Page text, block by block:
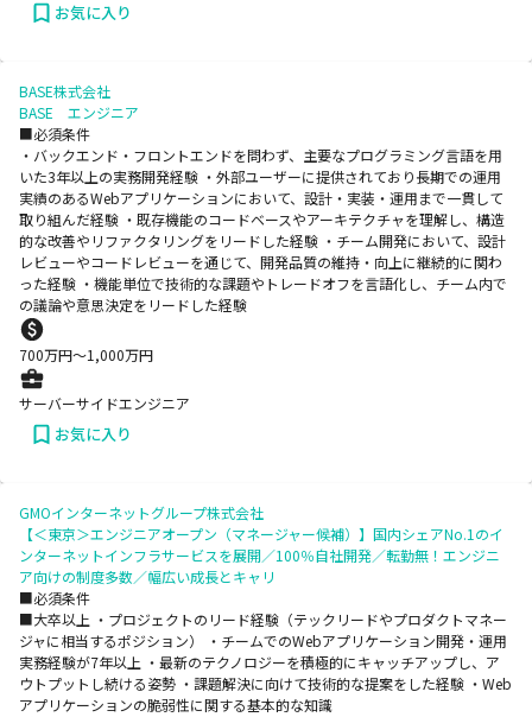
お気に入り
BASE株式会社
BASE エンジニア
■必須条件
・バックエンド・フロントエンドを問わず、主要なプログラミング言語を用
いた3年以上の実務開発経験 ・外部ユーザーに提供されており長期での運用
実績のあるWebアプリケーションにおいて、設計・実装・運用まで一貫して
取り組んだ経験 ・既存機能のコードベースやアーキテクチャを理解し、構造
的な改善やリファクタリングをリードした経験 ・チーム開発において、設計
レビューやコードレビューを通じて、開発品質の維持・向上に継続的に関わ
った経験 ・機能単位で技術的な課題やトレードオフを言語化し、チーム内で
の議論や意思決定をリードした経験
700万円〜1,000万円
サーバーサイドエンジニア
お気に入り
GMOインターネットグループ株式会社
【＜東京＞エンジニアオープン（マネージャー候補）】国内シェアNo.1のイ
ンターネットインフラサービスを展開／100％自社開発／転勤無！エンジニ
ア向けの制度多数／幅広い成長とキャリ
■必須条件
■大卒以上 ・プロジェクトのリード経験（テックリードやプロダクトマネー
ジャに相当するポジション） ・チームでのWebアプリケーション開発・運用
実務経験が7年以上 ・最新のテクノロジーを積極的にキャッチアップし、ア
ウトプットし続ける姿勢 ・課題解決に向けて技術的な提案をした経験 ・Web
アプリケーションの脆弱性に関する基本的な知識